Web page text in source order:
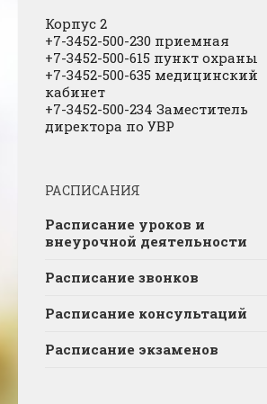
Корпус 2
+7-3452-500-230 приемная
+7-3452-500-615 пункт охраны
+7-3452-500-635 медицинский
кабинет
+7-3452-500-234 Заместитель
директора по УВР
РАСПИСАНИЯ
Расписание уроков и
внеурочной деятельности
Расписание звонков
Расписание консультаций
Расписание экзаменов